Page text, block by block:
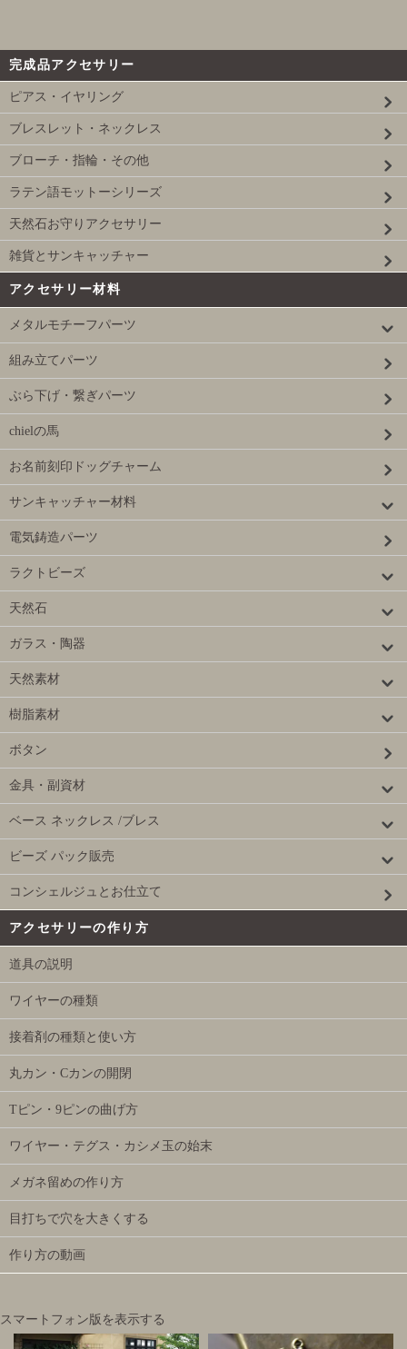
完成品アクセサリー
ピアス・イヤリング
ブレスレット・ネックレス
ブローチ・指輪・その他
ラテン語モットーシリーズ
天然石お守りアクセサリー
雑貨とサンキャッチャー
アクセサリー材料
メタルモチーフパーツ
組み立てパーツ
ぶら下げ・繋ぎパーツ
chielの馬
お名前刻印ドッグチャーム
サンキャッチャー材料
電気鋳造パーツ
ラクトビーズ
天然石
ガラス・陶器
天然素材
樹脂素材
ボタン
金具・副資材
ベース ネックレス /ブレス
ビーズ パック販売
コンシェルジュとお仕立て
アクセサリーの作り方
道具の説明
ワイヤーの種類
接着剤の種類と使い方
丸カン・Cカンの開閉
Tピン・9ピンの曲げ方
ワイヤー・テグス・カシメ玉の始末
メガネ留めの作り方
目打ちで穴を大きくする
作り方の動画
スマートフォン版を表示する